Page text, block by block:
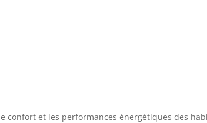
confort et les performances énergétiques des